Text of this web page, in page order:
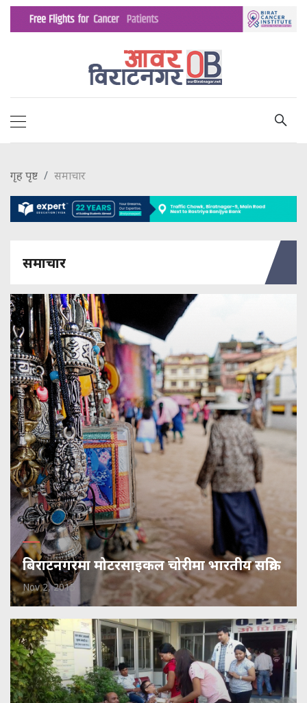
गृह पृष्ट समाचार
समाचार
बिराटनगरमा मोटरसाइकल चोरीमा भारतीय सक्रिय
Nov 2, 2015